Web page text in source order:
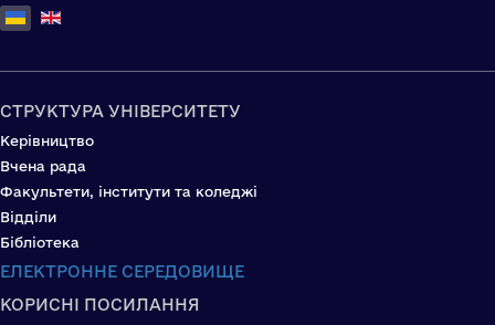
Оберіть свою мову
СТРУКТУРА УНІВЕРСИТЕТУ
Керівництво
Вчена рада
Факультети, інститути та коледжі
Відділи
Бібліотека
ЕЛЕКТРОННЕ СЕРЕДОВИЩЕ
КОРИСНІ ПОСИЛАННЯ